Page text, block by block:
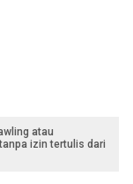
atau
izin tertulis dari